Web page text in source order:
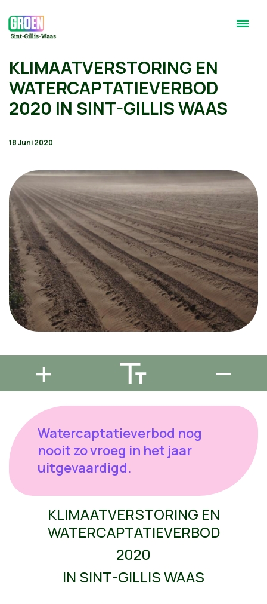
KLIMAATVERSTORING EN
WATERCAPTATIEVERBOD
2020 IN SINT-GILLIS WAAS
18 Juni 2020
Watercaptatieverbod nog
nooit zo vroeg in het jaar
uitgevaardigd.
KLIMAATVERSTORING EN
WATERCAPTATIEVERBOD
2020
IN SINT-GILLIS WAAS